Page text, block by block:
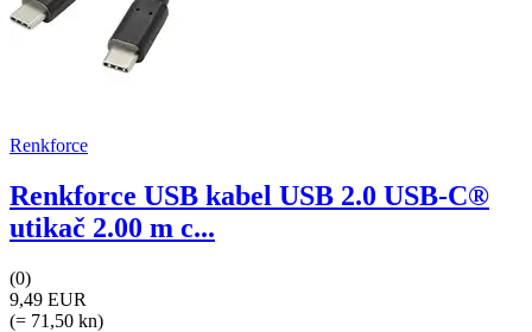
Renkforce
Renkforce USB kabel USB 2.0 USB-C®
utikač 2.00 m c...
(0)
9,49 EUR
(= 71,50 kn)